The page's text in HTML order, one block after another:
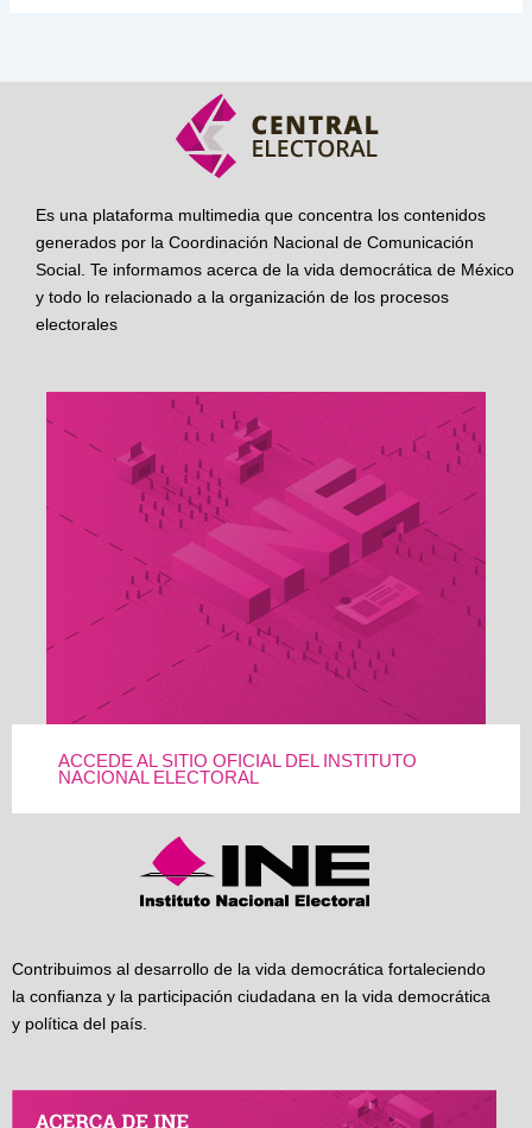
Es una plataforma multimedia que concentra los contenidos
generados por la Coordinación Nacional de Comunicación
Social. Te informamos acerca de la vida democrática de México
y todo lo relacionado a la organización de los procesos
electorales
ACCEDE AL SITIO OFICIAL DEL INSTITUTO
NACIONAL ELECTORAL
Contribuimos al desarrollo de la vida democrática fortaleciendo
la confianza y la participación ciudadana en la vida democrática
y política del país.